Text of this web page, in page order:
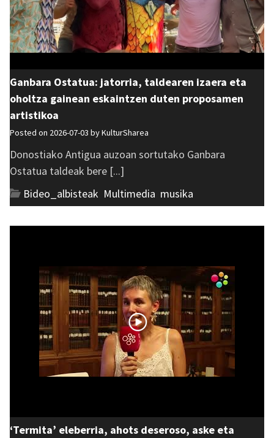
Ganbara Ostatua: jatorria, taldearen izaera eta
oholtza gainean eskaintzen duten proposamen
artistikoa
Posted on 2026-07-03 byKulturSharea
Donostiako Antigua auzoan sortutako Ganbara
Ostatua taldeak bere [...]
Bideo_albisteak Multimedia musika
‘Termita’ eleberria, ahots deseroso, aske eta